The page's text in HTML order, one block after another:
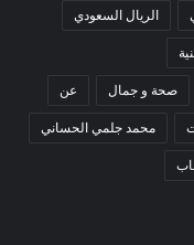
الريال السعودي
صحة و جمال عن
محمد جلمي الحساني